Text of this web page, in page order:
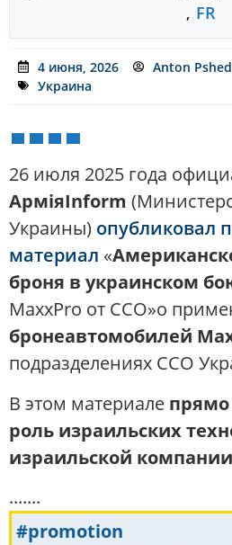
, FR
4 июня, 2026 Anton
Украина
26 июля 2025 года
АрміяInform
Украины) опубликовал
материал «
броня в украинском
MaxxPro от ССО»о
бронеавтомобилей
подразделениях ССО
В этом материале прямо
роль израильских
израильской компании
.......
#promotion